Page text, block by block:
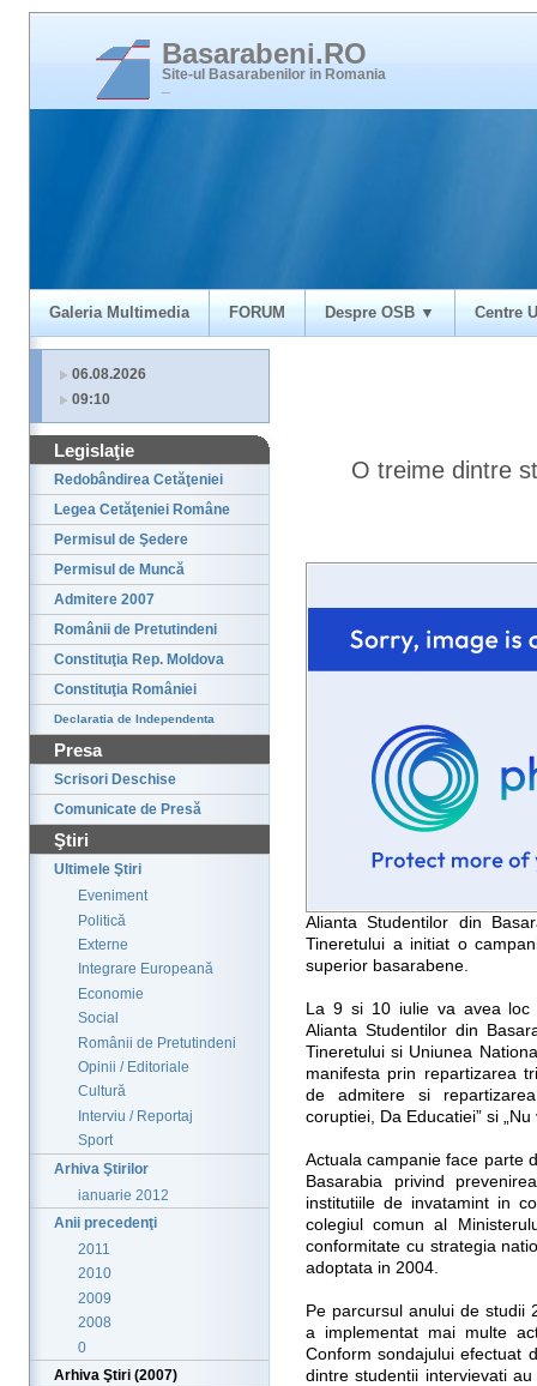
Basarabeni.RO
Site-ul Basarabenilor in Romania
Galeria Multimedia FORUM Despre OSB ▼ Centre
06.08.2026
09:10
Legislaţie
Redobândirea Cetăţeniei
Legea Cetăţeniei Române
Permisul de Şedere
Permisul de Muncă
Admitere 2007
Românii de Pretutindeni
Constituţia Rep. Moldova
Constituţia României
Declaratia de Independenta
Presa
Scrisori Deschise
Comunicate de Presă
Ştiri
Ultimele Ştiri
Eveniment
Politică
Externe
Integrare Europeană
Economie
Social
Românii de Pretutindeni
Opinii / Editoriale
Cultură
Interviu / Reportaj
Sport
Arhiva Ştirilor
ianuarie 2012
Anii precedenţi
2011
2010
2009
2008
0
Arhiva Ştiri (2007)
O treime dintre
Alianta Studentilor din
Tineretului a initiat o
superior basarabene.
La 9 si 10 iulie va avea loc
Alianta Studentilor din
Tineretului si Uniunea
manifesta prin repartizarea
de admitere si
coruptiei, Da Educatiei” si
Actuala campanie face parte
Basarabia privind
institutiile de invatamint in
colegiul comun al
conformitate cu strategia
adoptata in 2004.
Pe parcursul anului de studii
a implementat mai multe
Conform sondajului efectuat
dintre studentii intervievati